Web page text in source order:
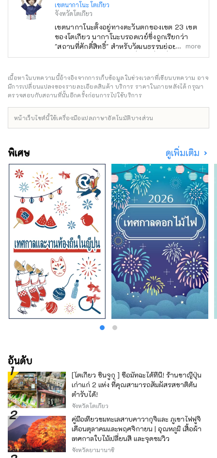
เขตนากาโนะ โตเกียว
จังหวัดโตเกียว
เขตนากาโนะตั้งอยู่ทางตะวันตกของเขต 23 เขต
ของโตเกียว นากาโนะบรอดเวย์ซึ่งถูกเรียกว่า
"สถานที่ศักดิ์สิทธิ์" สำหรับวัฒนธรรมย่อยนั้นมีชื่อ
เสียงเป็นพิเศษ แต่ก็มีสถานที่ท่องเที่ยวอื่นๆ อีก
เลิศ พื้นที่รอบๆ สถานีนากาโนะอยู่ระหว่างการ
ปรับปรุงใหม่ ซึ่งว่ากันว่าจะเกิดขึ้นทุกๆ 100 ปี
และในขณะที่เมืองกำลังอยู่ระหว่างการ
ถนนช้อปปิ้งที่คึกคักซึ่งเต็มไปด้วยมนุษยชาติสมัย
more
เนื้อหาในบทความนี้อ้างอิงจากการเก็บข้อมูลในช่วงเวลาที่เขียนบทความ อาจ
มีการเปลี่ยนแปลงของรายละเอียดสินค้า บริการ ราคาในภายหลังได้ กรุณา
ตรวจสอบกับสถานที่นั้นอีกครั้งก่อนการไปใช้บริการ
หน้าเว็บไซต์นี้ใช้เครื่องมือแปลภาษาอัตโนมัติบางส่วน
พิเศษ ดูเพิ่มเติม
อันดับ
[โตเกียว ชินจูกุ ] ซื้อมัทฉะได้ที่นี่! ร้านชาญี่ปุ่น
เก่าแก่ 2 แห่ง ที่คุณสามารถสัมผัสรสชาติต้น
ตำรับได้!
จังหวัดโตเกียว
คู่มือเที่ยวชมทะเลสาบคาวากุจิและ ภูเขาไฟฟูจิ
เดือนตุลาคมและพฤศจิกายน | อุณหภูมิ เสื้อผ้า
เทศกาลใบไม้เปลี่ยนสี และจุดชมวิว
จังหวัดยามานาชิ